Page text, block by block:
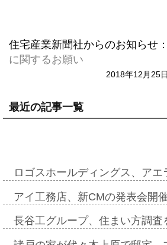
住宅産業新聞社からのお知らせ：
に関するお願い
2018年12月25
最近の記事一覧
ロゴスホールディングス、ア
アイ工務店、新CMの発表会開
長谷工グループ、住まい方調